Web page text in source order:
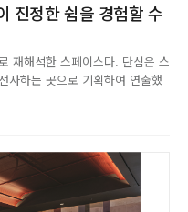
진정한 쉼을 경험할 수
재해석한 스페이스다. 단심은 스
사하는 곳으로 기획하여 연출했
표현했다. 여기에 목재와 돌의